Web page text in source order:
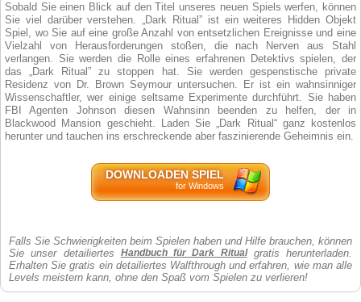
Sobald Sie einen Blick auf den Titel unseres neuen Spiels werfen, können
Sie viel darüber verstehen. „Dark Ritual” ist ein weiteres Hidden Objekt
Spiel, wo Sie auf eine große Anzahl von entsetzlichen Ereignisse und eine
Vielzahl von Herausforderungen stoßen, die nach Nerven aus Stahl
verlangen. Sie werden die Rolle eines erfahrenen Detektivs spielen, der
das „Dark Ritual” zu stoppen hat. Sie werden gespenstische private
Residenz von Dr. Brown Seymour untersuchen. Er ist ein wahnsinniger
Wissenschaftler, wer einige seltsame Experimente durchführt. Sie haben
FBI Agenten Johnson diesen Wahnsinn beenden zu helfen, der in
Blackwood Mansion geschieht. Laden Sie „Dark Ritual“ ganz kostenlos
herunter und tauchen ins erschreckende aber faszinierende Geheimnis ein.
DOWNLOADEN SPIEL
for Windows
Falls Sie Schwierigkeiten beim Spielen haben und Hilfe brauchen, können
Sie unser detailiertes Handbuch für Dark Ritualgratis herunterladen.
Erhalten Sie gratis ein detailiertes Walfthrough und erfahren, wie man alle
Levels meistern kann, ohne den Spaß vom Spielen zu verlieren!